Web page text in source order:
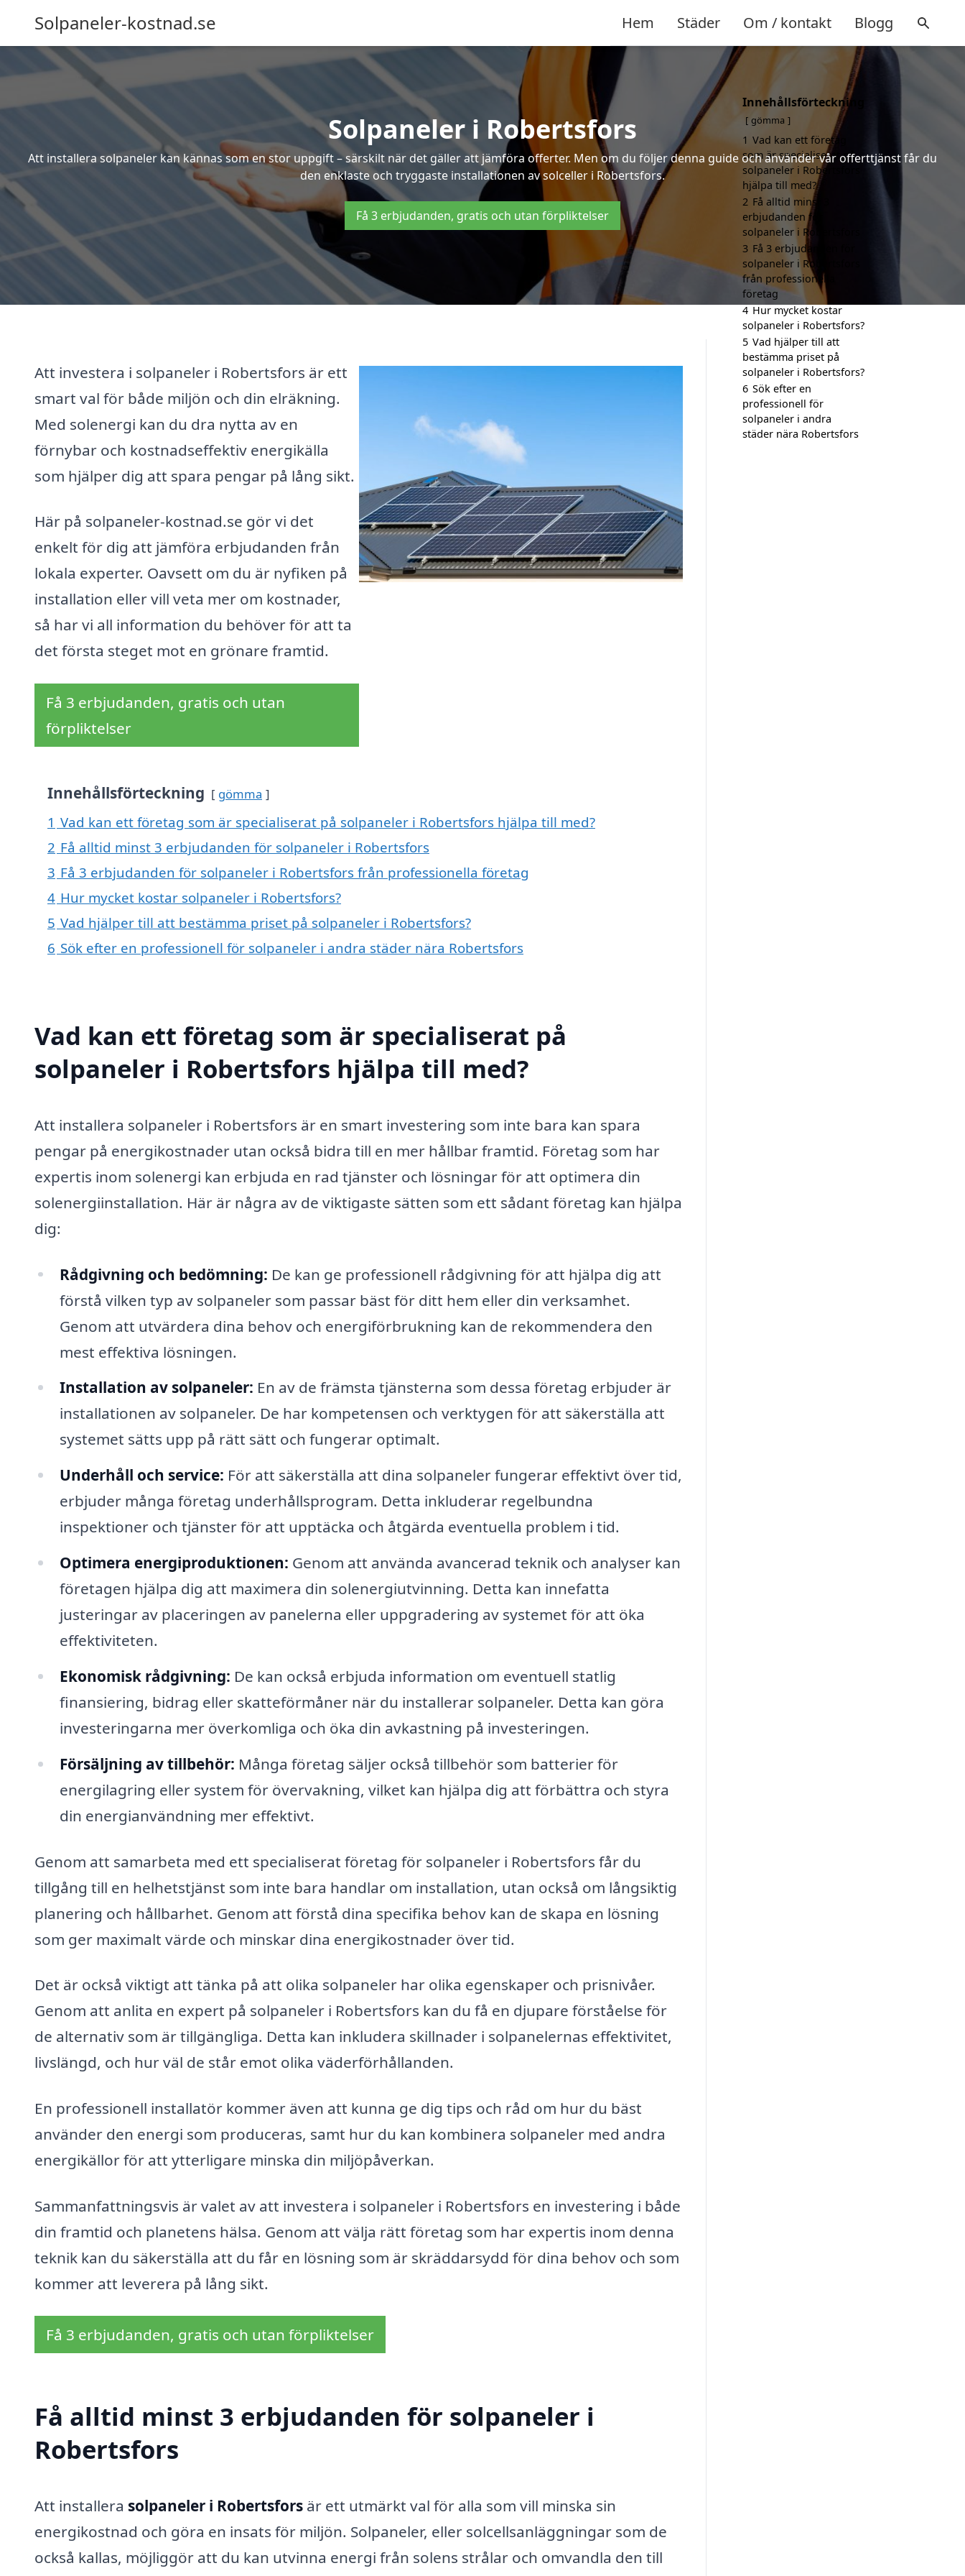
Solpaneler-kostnad.se Hem Städer Om / kontakt Blogg
Solpaneler i Robertsfors
Att installera solpaneler kan kännas som en stor uppgift – särskilt när det gäller att jämföra offerter. Men om du följer denna guide och använder vår offerttjänst får du
den enklaste och tryggaste installationen av solceller i Robertsfors.
Få 3 erbjudanden, gratis och utan förpliktelser
Att investera i solpaneler i Robertsfors är ett
smart val för både miljön och din elräkning.
Med solenergi kan du dra nytta av en
förnybar och kostnadseffektiv energikälla
som hjälper dig att spara pengar på lång sikt.
Här på solpaneler-kostnad.se gör vi det
enkelt för dig att jämföra erbjudanden från
lokala experter. Oavsett om du är nyfiken på
installation eller vill veta mer om kostnader,
så har vi all information du behöver för att ta
det första steget mot en grönare framtid.
Få 3 erbjudanden, gratis och utan
förpliktelser
Innehållsförteckning gömma
1 Vad kan ett företag som är specialiserat på solpaneler i Robertsfors hjälpa till med?
2 Få alltid minst 3 erbjudanden för solpaneler i Robertsfors
3 Få 3 erbjudanden för solpaneler i Robertsfors från professionella företag
4 Hur mycket kostar solpaneler i Robertsfors?
5 Vad hjälper till att bestämma priset på solpaneler i Robertsfors?
6 Sök efter en professionell för solpaneler i andra städer nära Robertsfors
Vad kan ett företag som är specialiserat på
solpaneler i Robertsfors hjälpa till med?
Att installera solpaneler i Robertsfors är en smart investering som inte bara kan spara
pengar på energikostnader utan också bidra till en mer hållbar framtid. Företag som har
expertis inom solenergi kan erbjuda en rad tjänster och lösningar för att optimera din
solenergiinstallation. Här är några av de viktigaste sätten som ett sådant företag kan hjälpa
dig:
Rådgivning och bedömning: De kan ge professionell rådgivning för att hjälpa dig att
förstå vilken typ av solpaneler som passar bäst för ditt hem eller din verksamhet.
Genom att utvärdera dina behov och energiförbrukning kan de rekommendera den
mest effektiva lösningen.
Installation av solpaneler: En av de främsta tjänsterna som dessa företag erbjuder är
installationen av solpaneler. De har kompetensen och verktygen för att säkerställa att
systemet sätts upp på rätt sätt och fungerar optimalt.
Underhåll och service: För att säkerställa att dina solpaneler fungerar effektivt över tid,
erbjuder många företag underhållsprogram. Detta inkluderar regelbundna
inspektioner och tjänster för att upptäcka och åtgärda eventuella problem i tid.
Optimera energiproduktionen: Genom att använda avancerad teknik och analyser kan
företagen hjälpa dig att maximera din solenergiutvinning. Detta kan innefatta
justeringar av placeringen av panelerna eller uppgradering av systemet för att öka
effektiviteten.
Ekonomisk rådgivning: De kan också erbjuda information om eventuell statlig
finansiering, bidrag eller skatteförmåner när du installerar solpaneler. Detta kan göra
investeringarna mer överkomliga och öka din avkastning på investeringen.
Försäljning av tillbehör: Många företag säljer också tillbehör som batterier för
energilagring eller system för övervakning, vilket kan hjälpa dig att förbättra och styra
din energianvändning mer effektivt.
Genom att samarbeta med ett specialiserat företag för solpaneler i Robertsfors får du
tillgång till en helhetstjänst som inte bara handlar om installation, utan också om långsiktig
planering och hållbarhet. Genom att förstå dina specifika behov kan de skapa en lösning
som ger maximalt värde och minskar dina energikostnader över tid.
Det är också viktigt att tänka på att olika solpaneler har olika egenskaper och prisnivåer.
Genom att anlita en expert på solpaneler i Robertsfors kan du få en djupare förståelse för
de alternativ som är tillgängliga. Detta kan inkludera skillnader i solpanelernas effektivitet,
livslängd, och hur väl de står emot olika väderförhållanden.
En professionell installatör kommer även att kunna ge dig tips och råd om hur du bäst
använder den energi som produceras, samt hur du kan kombinera solpaneler med andra
energikällor för att ytterligare minska din miljöpåverkan.
Sammanfattningsvis är valet av att investera i solpaneler i Robertsfors en investering i både
din framtid och planetens hälsa. Genom att välja rätt företag som har expertis inom denna
teknik kan du säkerställa att du får en lösning som är skräddarsydd för dina behov och som
kommer att leverera på lång sikt.
Få 3 erbjudanden, gratis och utan förpliktelser
Få alltid minst 3 erbjudanden för solpaneler i
Robertsfors
Att installera solpaneler i Robertsfors är ett utmärkt val för alla som vill minska sin
energikostnad och göra en insats för miljön. Solpaneler, eller solcellsanläggningar som de
också kallas, möjliggör att du kan utvinna energi från solens strålar och omvandla den till
Innehållsförteckning
gömma
1 Vad kan ett företag
som är specialiserat på
solpaneler i Robertsfors
hjälpa till med?
2 Få alltid minst 3
erbjudanden för
solpaneler i Robertsfors
3 Få 3 erbjudanden för
solpaneler i Robertsfors
från professionella
företag
4 Hur mycket kostar
solpaneler i Robertsfors?
5 Vad hjälper till att
bestämma priset på
solpaneler i Robertsfors?
6 Sök efter en
professionell för
solpaneler i andra
städer nära Robertsfors